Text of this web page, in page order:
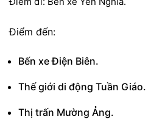
Điểm đến:
Bến xe Điện Biên.
Thế giới di động Tuần Giáo.
Thị trấn Mường Ảng.